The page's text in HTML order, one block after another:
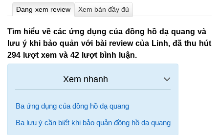
Tìm hiểu về các ứng dụng của đồng hồ dạ quang và
lưu ý khi bảo quản với bài review của Linh, đã thu hút
294 lượt xem và 42 lượt bình luận.
Ba ứng dụng của đồng hồ dạ quang
Ba lưu ý cần biết khi bảo quản đồng hồ dạ quang